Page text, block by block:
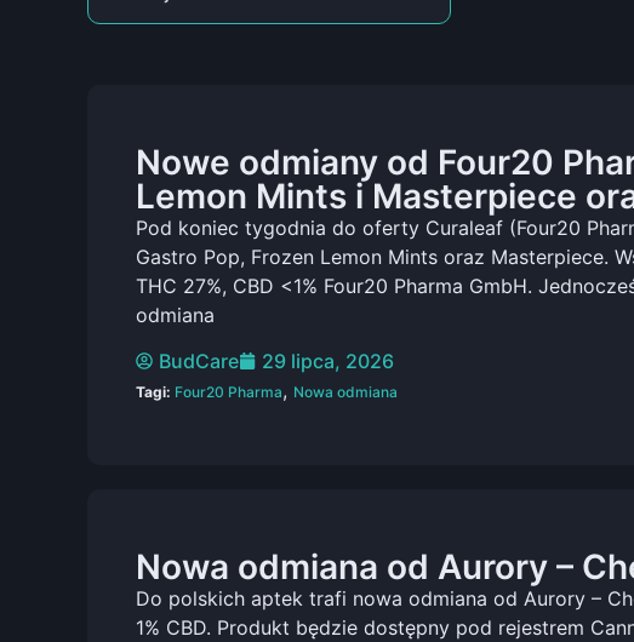
Nowe odmiany od Four20
Lemon Mints i Masterpiece
Pod koniec tygodnia do oferty Curaleaf (Four20
Gastro Pop, Frozen Lemon Mints oraz Masterpiece.
THC 27%, CBD <1% Four20 Pharma GmbH.
odmiana
BudCare
29 lipca, 2026
Tagi: Four20 Pharma, Nowa odmiana
Nowa odmiana od Aurory –
Do polskich aptek trafi nowa odmiana od Aurory –
1% CBD. Produkt będzie dostępny pod rejestrem